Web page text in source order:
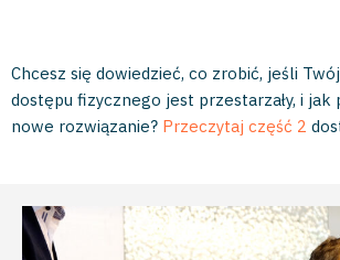
Chcesz się dowiedzieć, co zrobić, jeśli
dostępu fizycznego jest przestarzały, i jak
nowe rozwiązanie? Przeczytaj część 2